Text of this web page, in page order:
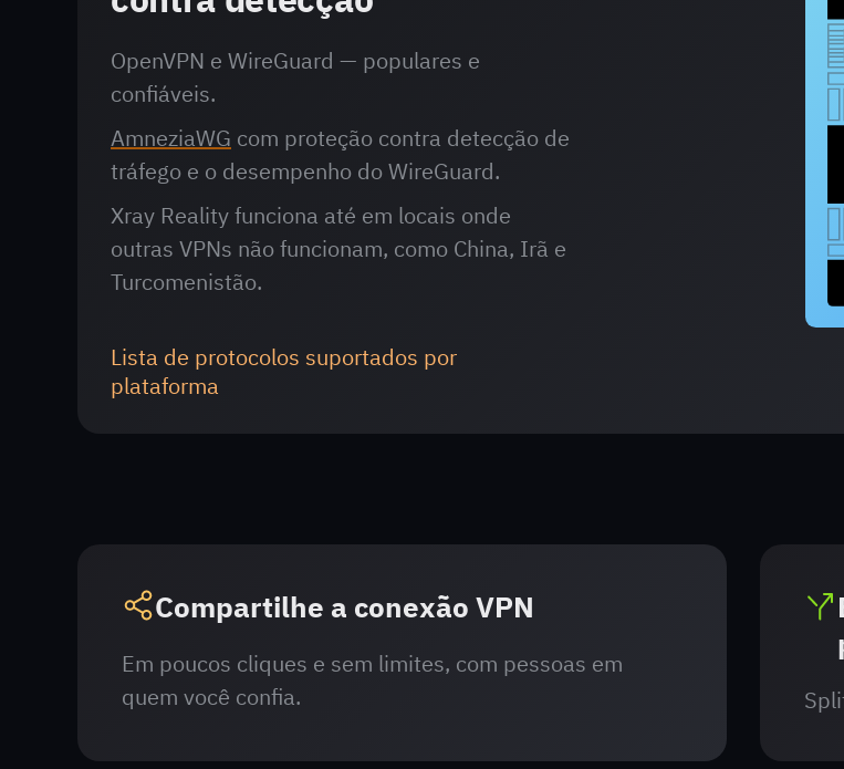
OpenVPN e WireGuard — populares e
confiáveis.
AmneziaWG com proteção contra detecção de
tráfego e o desempenho do WireGuard.
Xray Reality funciona até em locais onde
outras VPNs não funcionam, como China, Irã e
Turcomenistão.
Lista de protocolos suportados por
plataforma
Compartilhe a conexão VPN
Em poucos cliques e sem limites, com pessoas em
quem você confia.